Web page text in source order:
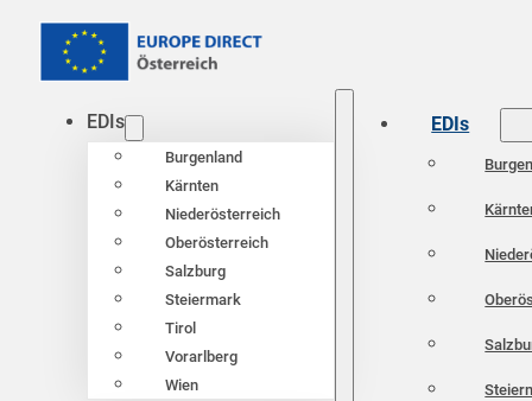
EDIs
Burgenland
Kärnten
Niederösterreich
Oberösterreich
Salzburg
Steiermark
Tirol
Vorarlberg
Wien
EDIs